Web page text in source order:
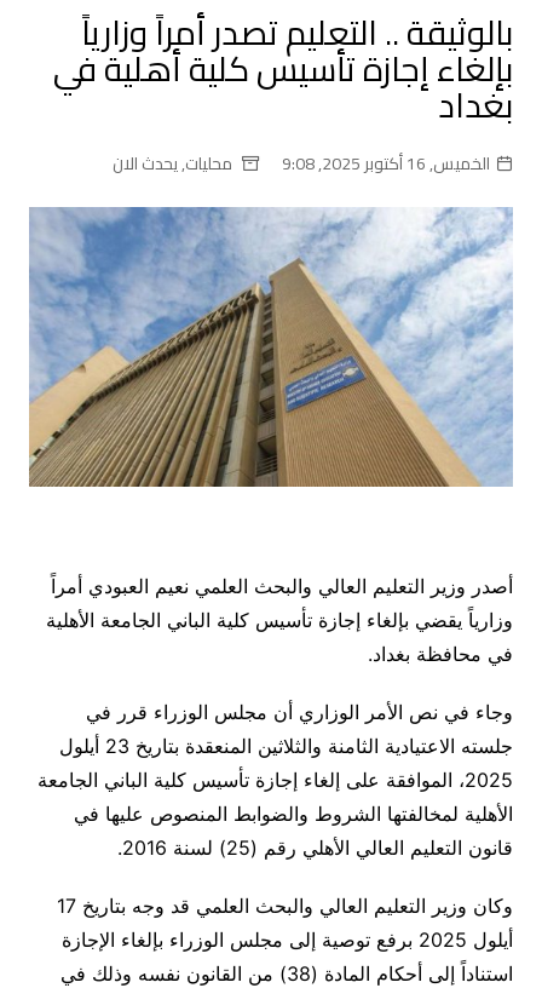
بالوثيقة .. التعليم تصدر أمراً وزارياً
بإلغاء إجازة تأسيس كلية أهلية في
بغداد
الخميس, 16 أكتوبر 2025, 9:08 محليات,يحدث الان
أصدر وزير التعليم العالي والبحث العلمي نعيم العبودي أمراً
وزارياً يقضي بإلغاء إجازة تأسيس كلية الباني الجامعة الأهلية
في محافظة بغداد.
وجاء في نص الأمر الوزاري أن مجلس الوزراء قرر في
جلسته الاعتيادية الثامنة والثلاثين المنعقدة بتاريخ 23 أيلول
2025، الموافقة على إلغاء إجازة تأسيس كلية الباني الجامعة
الأهلية لمخالفتها الشروط والضوابط المنصوص عليها في
قانون التعليم العالي الأهلي رقم (25) لسنة 2016.
وكان وزير التعليم العالي والبحث العلمي قد وجه بتاريخ 17
أيلول 2025 برفع توصية إلى مجلس الوزراء بإلغاء الإجازة
استناداً إلى أحكام المادة (38) من القانون نفسه وذلك في